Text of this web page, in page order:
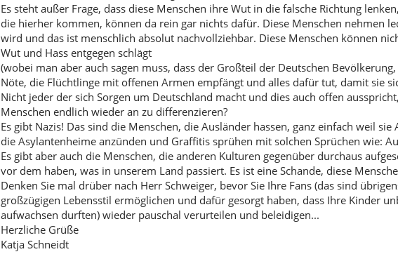
Es steht außer Frage, dass diese Menschen ihre Wut in die falsche Richtung
die hierher kommen, können da rein gar nichts dafür. Diese Menschen nehmen
wird und das ist menschlich absolut nachvollziehbar. Diese Menschen können
Wut und Hass entgegen schlägt
(wobei man aber auch sagen muss, dass der Großteil der Deutschen
Nöte, die Flüchtlinge mit offenen Armen empfängt und alles dafür tut, damit sie
Nicht jeder der sich Sorgen um Deutschland macht und dies auch offen
Menschen endlich wieder an zu differenzieren?
Es gibt Nazis! Das sind die Menschen, die Ausländer hassen, ganz einfach weil
die Asylantenheime anzünden und Graffitis sprühen mit solchen Sprüchen wie:
Es gibt aber auch die Menschen, die anderen Kulturen gegenüber durchaus
vor dem haben, was in unserem Land passiert. Es ist eine Schande, diese
Denken Sie mal drüber nach Herr Schweiger, bevor Sie Ihre Fans (das sind
großzügigen Lebensstil ermöglichen und dafür gesorgt haben, dass Ihre Kinder
aufwachsen durften) wieder pauschal verurteilen und beleidigen...
Herzliche Grüße
Katja Schneidt